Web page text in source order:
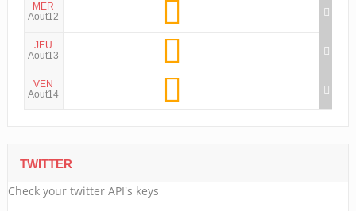
MER
Aout12
JEU
Aout13
VEN
Aout14
TWITTER
Check your twitter API's keys